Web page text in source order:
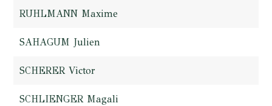
RUHLMANN Maxime
SAHAGUM Julien
SCHERER Victor
SCHLIENGER Magali